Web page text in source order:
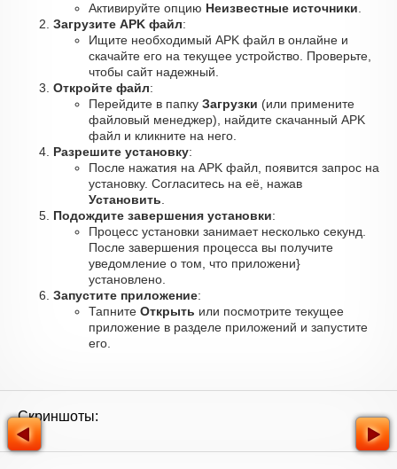
Активируйте опцию Неизвестные источники
Загрузите APK файл:
Ищите необходимый APK файл в онлайне и
скачайте его на текущее устройство. Проверьте,
чтобы сайт надежный.
Откройте файл:
Перейдите в папку Загрузки (или примените
файловый менеджер), найдите скачанный APK
файл и кликните на него.
Разрешите установку:
После нажатия на APK файл, появится запрос на
установку. Согласитесь на её, нажав
Установить
Подождите завершения установки:
Процесс установки занимает несколько секунд.
После завершения процесса вы получите
уведомление о том, что приложени}
установлено.
Запустите приложение:
Тапните Открыть или посмотрите текущее
приложение в разделе приложений и запустите
его.
Скриншоты: